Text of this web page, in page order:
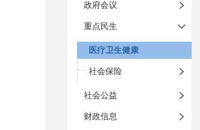
政府会议
重点民生
医疗卫生健康
社会保险
社会公益
财政信息